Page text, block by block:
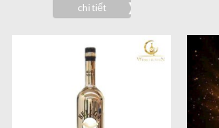
chi tiết